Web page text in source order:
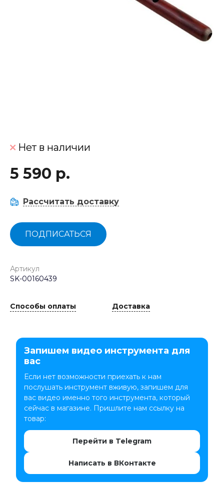
Нет в наличии
5 590 р.
Рассчитать доставку
ПОДПИСАТЬСЯ
Артикул
SK-00160439
Способы оплаты Доставка
Запишем видео инструмента для
вас
Если нет возможности приехать к нам
послушать инструмент вживую, запишем для
вас видео именно того инструмента, который
сейчас в магазине. Пришлите нам ссылку на
товар:
Перейти в Telegram
Написать в ВКонтакте